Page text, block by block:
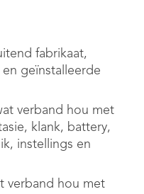
fabrikaat,
geïnstalleerde
verband hou met
klank, battery,
instellings en
verband hou met